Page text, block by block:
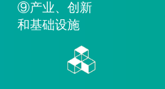
⑨产业、创新
和基础设施